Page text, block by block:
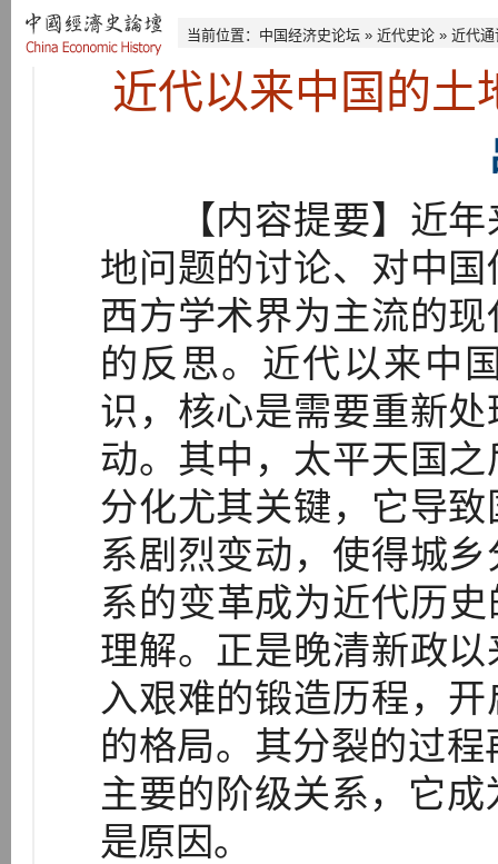
当前位置： 中国经济史论坛 » 近代史论 » 近代通
近代以来中国的土
【内容提要】近年
地问题的讨论、对中
西方学术界为主流的
的反思。近代以来中
识，核心是需要重新
动。其中，太平天国
分化尤其关键，它导
系剧烈变动，使得城
系的变革成为近代历
理解。正是晚清新政
入艰难的锻造历程，
的格局。其分裂的过
主要的阶级关系，它
是原因。